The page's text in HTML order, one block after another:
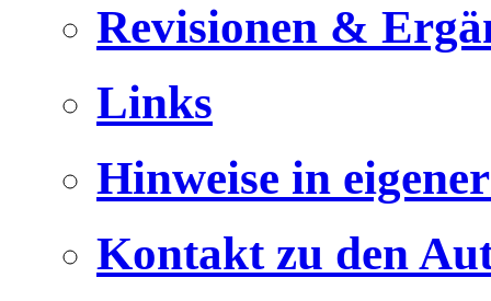
Revisionen &
Links
Hinweise in
Kontakt zu den